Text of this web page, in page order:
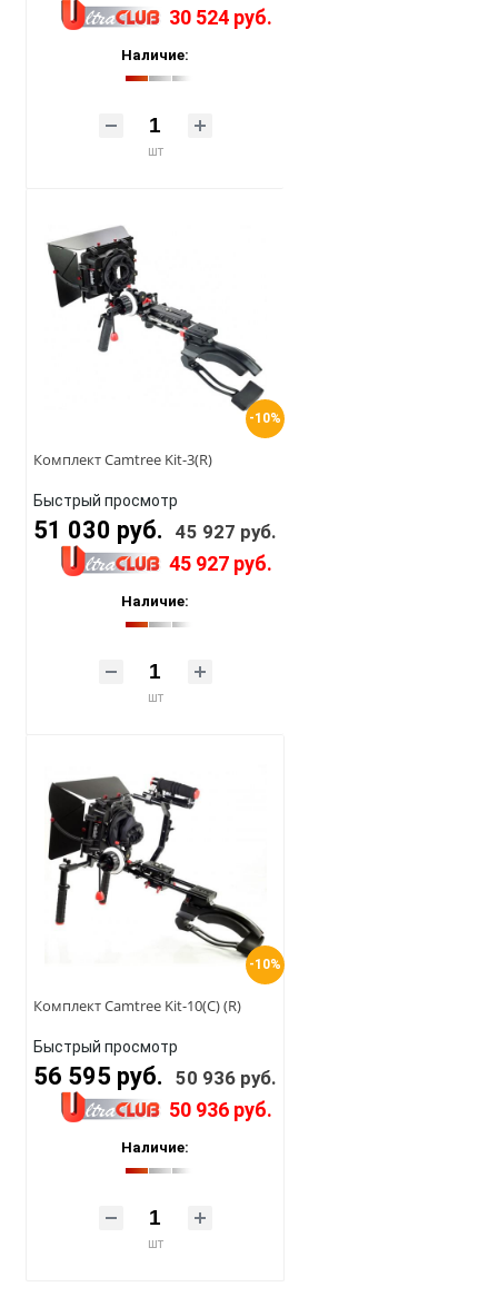
30 524 руб.
Наличие:
шт
-10%
Комплект Camtree Kit-3(R)
Быстрый просмотр
51 030 руб. 45 927 руб.
45 927 руб.
Наличие:
шт
-10%
Комплект Camtree Kit-10(C) (R)
Быстрый просмотр
56 595 руб. 50 936 руб.
50 936 руб.
Наличие:
шт